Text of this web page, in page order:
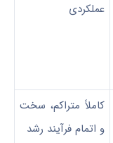
عملکردی
کاملاً متراکم، سخت
و اتمام فرآیند رشد